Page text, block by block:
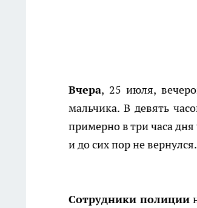
Вчера, 25 июля,
мальчика. В девять
примерно в три часа
и до сих пор не вернулся.
Сотрудники полиции